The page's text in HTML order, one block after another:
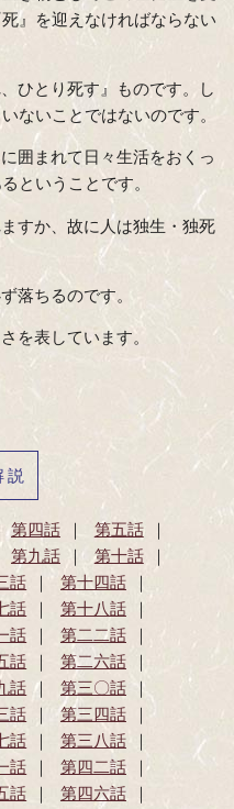
』を迎えなければならない
ひとり死す』ものです。し
ないことではないのです。
囲まれて日々生活をおくっ
ということです。
すか、故に人は独生・独死
落ちるのです。
を表しています。
説
第四話
第五話
第九話
第十話
話
第十四話
話
第十八話
話
第二二話
話
第二六話
話
第三〇話
話
第三四話
話
第三八話
話
第四二話
話
第四六話